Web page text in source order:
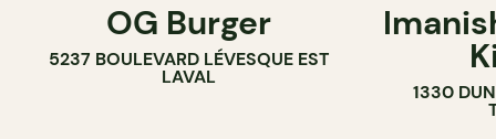
OG Burger
5237 BOULEVARD LÉVESQUE EST
LAVAL
1330